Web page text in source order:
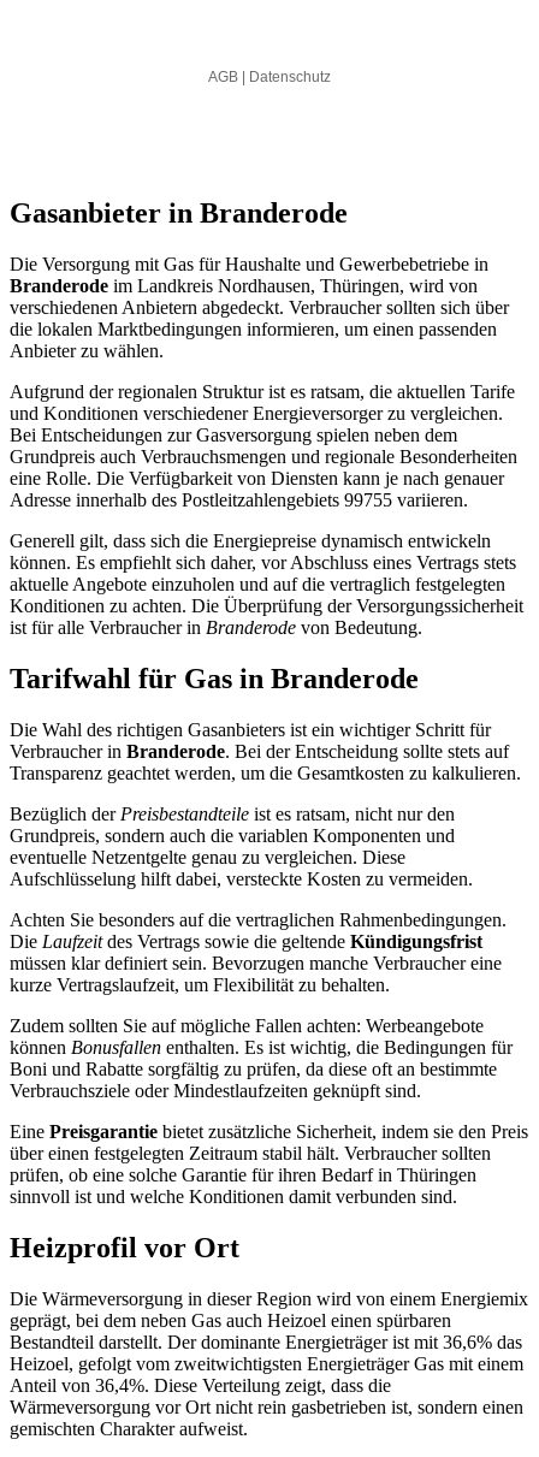
Gasanbieter in Branderode
Die Versorgung mit Gas für Haushalte und Gewerbebetriebe in
Branderode im Landkreis Nordhausen, Thüringen, wird von
verschiedenen Anbietern abgedeckt. Verbraucher sollten sich über
die lokalen Marktbedingungen informieren, um einen passenden
Anbieter zu wählen.
Aufgrund der regionalen Struktur ist es ratsam, die aktuellen Tarife
und Konditionen verschiedener Energieversorger zu vergleichen.
Bei Entscheidungen zur Gasversorgung spielen neben dem
Grundpreis auch Verbrauchsmengen und regionale Besonderheiten
eine Rolle. Die Verfügbarkeit von Diensten kann je nach genauer
Adresse innerhalb des Postleitzahlengebiets 99755 variieren.
Generell gilt, dass sich die Energiepreise dynamisch entwickeln
können. Es empfiehlt sich daher, vor Abschluss eines Vertrags stets
aktuelle Angebote einzuholen und auf die vertraglich festgelegten
Konditionen zu achten. Die Überprüfung der Versorgungssicherheit
ist für alle Verbraucher in Branderode von Bedeutung.
Tarifwahl für Gas in Branderode
Die Wahl des richtigen Gasanbieters ist ein wichtiger Schritt für
Verbraucher in Branderode. Bei der Entscheidung sollte stets auf
Transparenz geachtet werden, um die Gesamtkosten zu kalkulieren.
Bezüglich der Preisbestandteile ist es ratsam, nicht nur den
Grundpreis, sondern auch die variablen Komponenten und
eventuelle Netzentgelte genau zu vergleichen. Diese
Aufschlüsselung hilft dabei, versteckte Kosten zu vermeiden.
Achten Sie besonders auf die vertraglichen Rahmenbedingungen.
Die Laufzeitdes Vertrags sowie die geltende Kündigungsfrist
müssen klar definiert sein. Bevorzugen manche Verbraucher eine
kurze Vertragslaufzeit, um Flexibilität zu behalten.
Zudem sollten Sie auf mögliche Fallen achten: Werbeangebote
können Bonusfallen enthalten. Es ist wichtig, die Bedingungen für
Boni und Rabatte sorgfältig zu prüfen, da diese oft an bestimmte
Verbrauchsziele oder Mindestlaufzeiten geknüpft sind.
Eine Preisgarantie bietet zusätzliche Sicherheit, indem sie den Preis
über einen festgelegten Zeitraum stabil hält. Verbraucher sollten
prüfen, ob eine solche Garantie für ihren Bedarf in Thüringen
sinnvoll ist und welche Konditionen damit verbunden sind.
Heizprofil vor Ort
Die Wärmeversorgung in dieser Region wird von einem Energiemix
geprägt, bei dem neben Gas auch Heizoel einen spürbaren
Bestandteil darstellt. Der dominante Energieträger ist mit 36,6% das
Heizoel, gefolgt vom zweitwichtigsten Energieträger Gas mit einem
Anteil von 36,4%. Diese Verteilung zeigt, dass die
Wärmeversorgung vor Ort nicht rein gasbetrieben ist, sondern einen
gemischten Charakter aufweist.